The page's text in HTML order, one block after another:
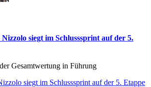
siegt im Schlusssprint auf der 5.
Gesamtwertung in Führung
siegt im Schlusssprint auf der 5. Etappe